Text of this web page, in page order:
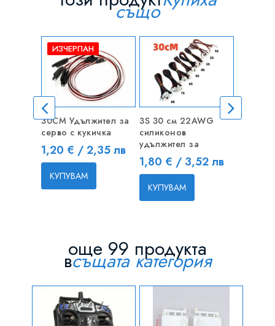
също
ИЗЧЕРПАН
30CM Удължител за
серво с кукичка
Цена
1,20 € / 2,35 лв
КУПУВАМ
3S 30 см 22AWG
силиконов
удължител за
Цена
1,80 € / 3,52 лв
КУПУВАМ
USB
още 99 продукта
всъщата категория